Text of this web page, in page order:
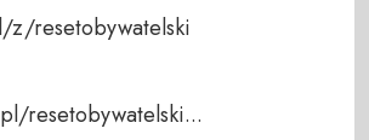
resetobywatelski
resetobywatelski...